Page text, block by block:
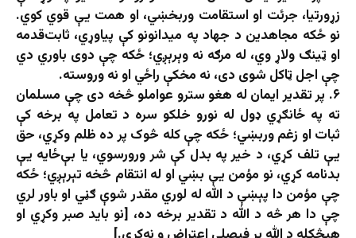
زړورتیا، جرئت او استقامت وربخښي، او همت یې قوي کوي.
نو ځکه مجاهدین د جهاد په میدانونو کې پیاوړي، ثابت‌قدمه
او ټینګ ولاړ وي، له مرګه نه وېرېږي؛ ځکه چې دوی باوري دي
چې اجل ټاکل شوی دی، نه مخکې راځي او نه وروسته.
۶. پر تقدیر ایمان له هغو سترو عواملو څخه دی چې مسلمان
ته په ځانګړي ډول له نورو خلکو سره د تعامل په برخه کې
ثبات او زغم وربښي؛ ځکه چې کله څوک پر ده ظلم وکړي، حق
یې تلف کړي، د خیر په بدل کې شر ورورسوي، یا بې‌ځایه یې
بدنامه کړي، نو مؤمن یې بښي او له انتقام څخه تېرېږي؛ ځکه
چې مؤمن دا پېښې د الله له لوري مقدر شوې ګڼي او باور لري
چې دا هر څه د الله د تقدیر برخه ده، [نو باید صبر وکړي او